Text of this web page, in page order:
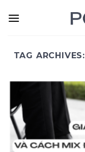
TAG ARCHIVES: